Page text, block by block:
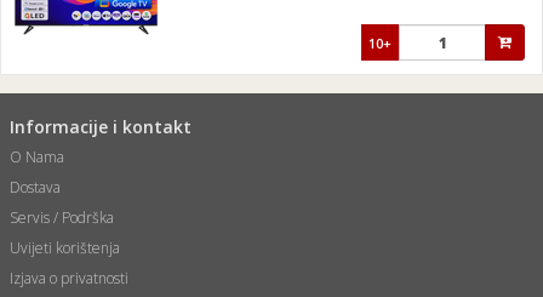
10+
Informacije i kontakt
O Nama
Dostava
Servis / Podrška
Uvijeti korištenja
Izjava o privatnosti